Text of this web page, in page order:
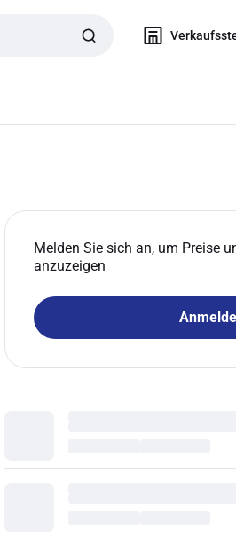
Melden Sie sich an, um Preise
anzuzeigen